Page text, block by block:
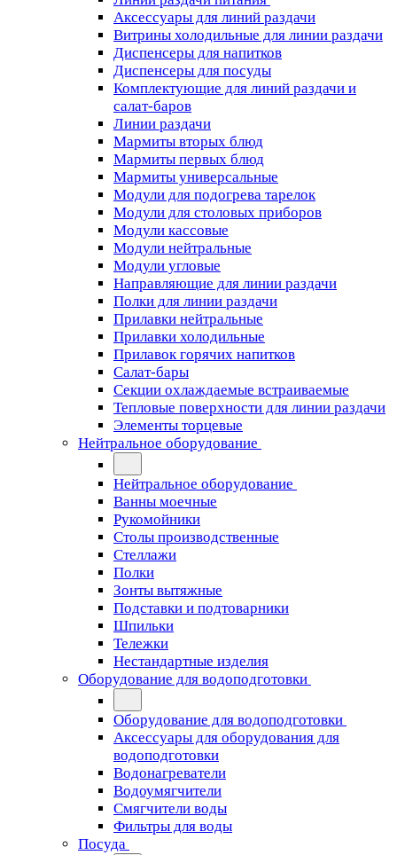
Аксессуары для линий раздачи
Витрины холодильные для линии раздачи
Диспенсеры для напитков
Диспенсеры для посуды
Комплектующие для линий раздачи и
салат-баров
Линии раздачи
Мармиты вторых блюд
Мармиты первых блюд
Мармиты универсальные
Модули для подогрева тарелок
Модули для столовых приборов
Модули кассовые
Модули нейтральные
Модули угловые
Направляющие для линии раздачи
Полки для линии раздачи
Прилавки нейтральные
Прилавки холодильные
Прилавок горячих напитков
Салат-бары
Секции охлаждаемые встраиваемые
Тепловые поверхности для линии раздачи
Элементы торцевые
Нейтральное оборудование
Нейтральное оборудование
Ванны моечные
Рукомойники
Столы производственные
Стеллажи
Полки
Зонты вытяжные
Подставки и подтоварники
Шпильки
Тележки
Нестандартные изделия
Оборудование для водоподготовки
Оборудование для водоподготовки
Аксессуары для оборудования для
водоподготовки
Водонагреватели
Водоумягчители
Смягчители воды
Фильтры для воды
Посуда